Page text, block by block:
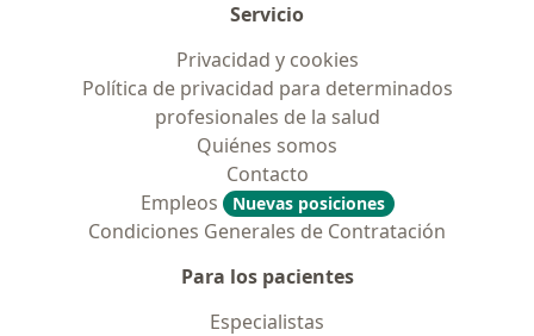
Servicio
Privacidad y cookies
Política de privacidad para determinados
profesionales de la salud
Quiénes somos
Contacto
Empleos
Nuevas posiciones
Condiciones Generales de Contratación
Para los pacientes
Especialistas